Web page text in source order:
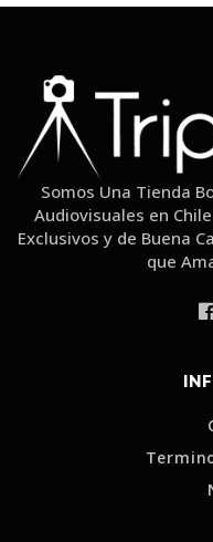
Somos Una Tienda
Audiovisuales en
Exclusivos y de Buena
que